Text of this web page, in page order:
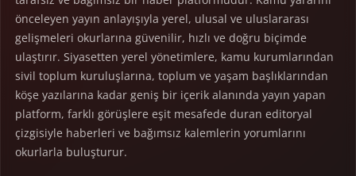
önceleyen yayın anlayışıyla yerel, ulusal ve uluslararası
gelişmeleri okurlarına güvenilir, hızlı ve doğru biçimde
ulaştırır. Siyasetten yerel yönetimlere, kamu kurumlarından
sivil toplum kuruluşlarına, toplum ve yaşam başlıklarından
köşe yazılarına kadar geniş bir içerik alanında yayın yapan
platform, farklı görüşlere eşit mesafede duran editoryal
çizgisiyle haberleri ve bağımsız kalemlerin yorumlarını
okurlarla buluşturur.